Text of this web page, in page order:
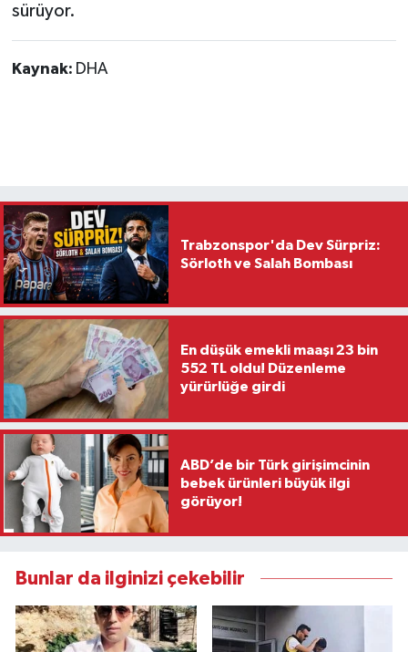
sürüyor.
Kaynak: DHA
Trabzonspor'da Dev Sürpriz:
Sörloth ve Salah Bombası
En düşük emekli maaşı 23 bin
552 TL oldu! Düzenleme
yürürlüğe girdi
ABD’de bir Türk girişimcinin
bebek ürünleri büyük ilgi
görüyor!
Bunlar da ilginizi çekebilir